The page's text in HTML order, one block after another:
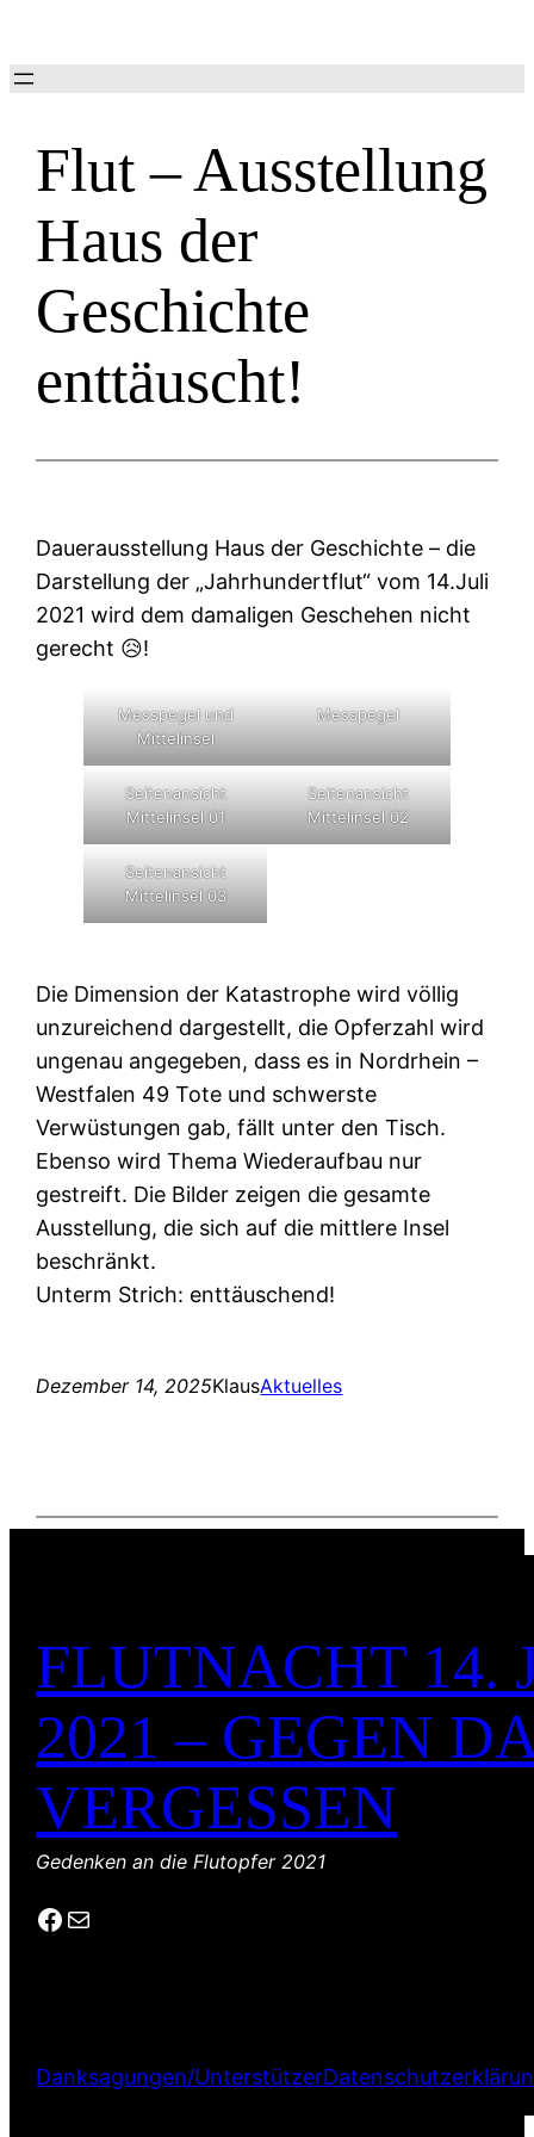
springen
Flut – Ausstellung
Haus der
Geschichte
enttäuscht!
Dauerausstellung Haus der Geschichte – die
Darstellung der „Jahrhundertflut“ vom 14.Juli
2021 wird dem damaligen Geschehen nicht
gerecht 😥!
Messpegel und
Mittelinsel
Messpegel
Seitenansicht
Mittelinsel 01
Seitenansicht
Mittelinsel 02
Seitenansicht
Mittelinsel 03
Die Dimension der Katastrophe wird völlig
unzureichend dargestellt, die Opferzahl wird
ungenau angegeben, dass es in Nordrhein –
Westfalen 49 Tote und schwerste
Verwüstungen gab, fällt unter den Tisch.
Ebenso wird Thema Wiederaufbau nur
gestreift. Die Bilder zeigen die gesamte
Ausstellung, die sich auf die mittlere Insel
beschränkt.
Unterm Strich: enttäuschend!
Dezember 14, 2025KlausAktuelles
FLUTNACHT 14.
2021 – GEGEN
VERGESSEN
Gedenken an die Flutopfer 2021
Facebook
E-Mail
Danksagungen/Unterstützer